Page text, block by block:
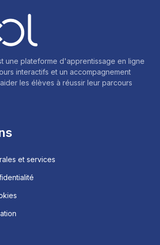
une plateforme d'apprentissage en ligne
interactifs et un accompagnement
les élèves à réussir leur parcours
et services